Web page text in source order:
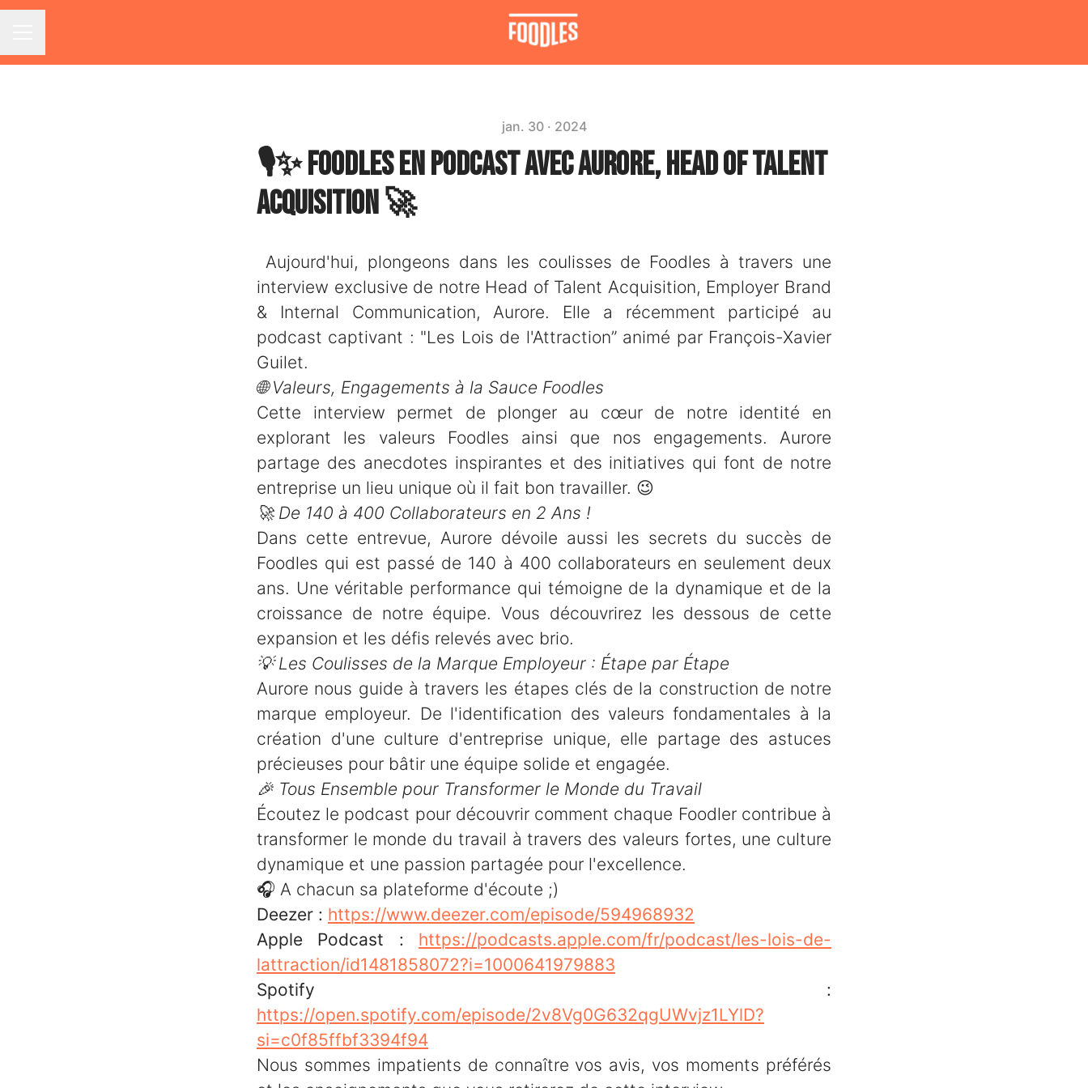
jan. 30 · 2024
🎙️✨ Foodles en Podcast avec Aurore, Head of Talent
Acquisition 🚀
Aujourd'hui, plongeons dans les coulisses de Foodles à travers une
interview exclusive de notre Head of Talent Acquisition, Employer Brand
& Internal Communication, Aurore. Elle a récemment participé au
podcast captivant : "Les Lois de l'Attraction” animé par François-Xavier
Guilet.
🌐 Valeurs, Engagements à la Sauce Foodles
Cette interview permet de plonger au cœur de notre identité en
explorant les valeurs Foodles ainsi que nos engagements. Aurore
partage des anecdotes inspirantes et des initiatives qui font de notre
entreprise un lieu unique où il fait bon travailler. 😉
🚀 De 140 à 400 Collaborateurs en 2 Ans !
Dans cette entrevue, Aurore dévoile aussi les secrets du succès de
Foodles qui est passé de 140 à 400 collaborateurs en seulement deux
ans. Une véritable performance qui témoigne de la dynamique et de la
croissance de notre équipe. Vous découvrirez les dessous de cette
expansion et les défis relevés avec brio.
💡 Les Coulisses de la Marque Employeur : Étape par Étape
Aurore nous guide à travers les étapes clés de la construction de notre
marque employeur. De l'identification des valeurs fondamentales à la
création d'une culture d'entreprise unique, elle partage des astuces
précieuses pour bâtir une équipe solide et engagée.
🎉 Tous Ensemble pour Transformer le Monde du Travail
Écoutez le podcast pour découvrir comment chaque Foodler contribue à
transformer le monde du travail à travers des valeurs fortes, une culture
dynamique et une passion partagée pour l'excellence.
🎧 A chacun sa plateforme d'écoute ;)
Deezer : https://www.deezer.com/episode/594968932
Apple Podcast : https://podcasts.apple.com/fr/podcast/les-lois-de-
lattraction/id1481858072?i=1000641979883
Spotify :
https://open.spotify.com/episode/2v8Vg0G632qgUWvjz1LYlD?
si=c0f85ffbf3394f94
Nous sommes impatients de connaître vos avis, vos moments préférés